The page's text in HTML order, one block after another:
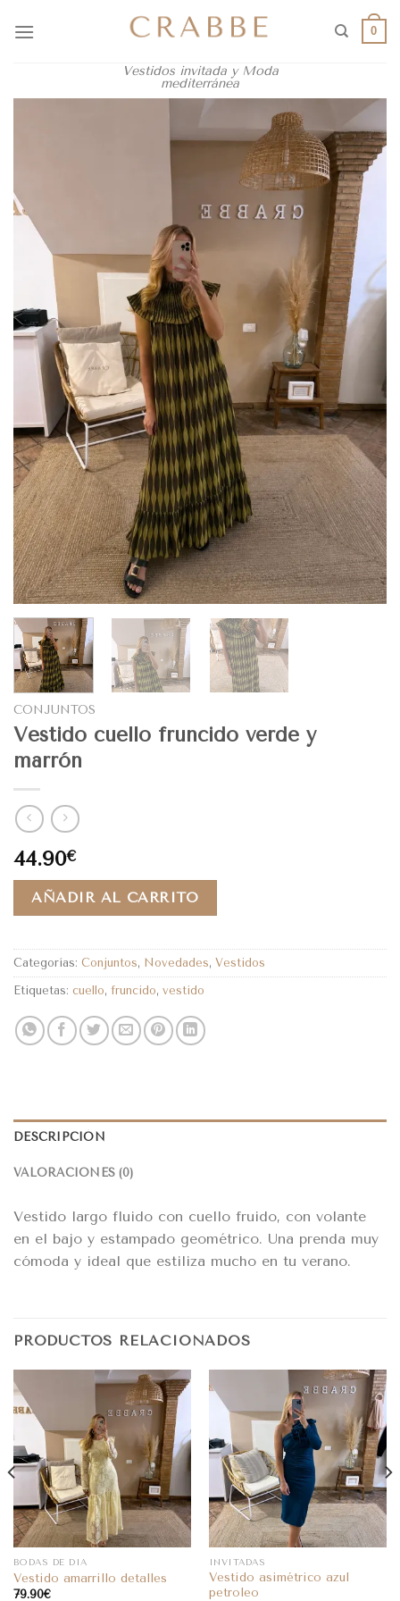
Vestidos invitada y Moda
mediterránea
0
CONJUNTOS
Vestido cuello fruncido verde y
marrón
44.90€
AÑADIR AL CARRITO
Categorías: Conjuntos, Novedades, Vestidos
Etiquetas: cuello, fruncido, vestido
DESCRIPCIÓN
VALORACIONES (0)
Vestido largo fluido con cuello fruido, con volante
en el bajo y estampado geométrico. Una prenda muy
cómoda y ideal que estiliza mucho en tu verano.
PRODUCTOS RELACIONADOS
BODAS DE DIA
Vestido amarrillo detalles
79.90€
INVITADAS
Vestido asimétrico azul
petroleo